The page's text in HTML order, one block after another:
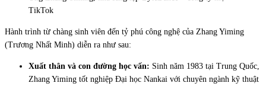
TikTok
Hành trình từ chàng sinh viên đến tỷ phú công nghệ của Zhang Yiming
(Trương Nhất Minh) diễn ra như sau:
Xuất thân và con đường học vấn: Sinh năm 1983 tại Trung Quốc,
Zhang Yiming tốt nghiệp Đại học Nankai với chuyên ngành kỹ thuật